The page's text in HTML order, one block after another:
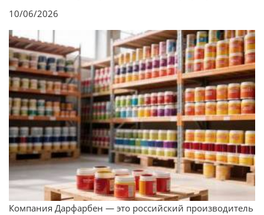
10/06/2026
Компания Дарфарбен — это российский производитель